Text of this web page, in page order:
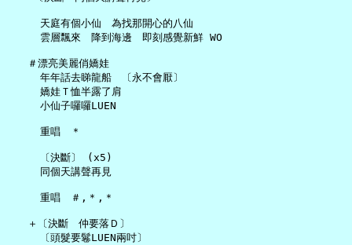
     天庭有個小仙　為找那開心的八仙
     雲層飄來　降到海邊　即刻感覺新鮮 WO
   ＃漂亮美麗俏嬌娃
     年年話去睇龍船　〔永不會厭〕
     嬌娃Ｔ恤半露了肩
     小仙子囉囉LUEN
     重唱　＊
     〔決斷〕 (x5)
     同個天講聲再見
     重唱　＃,＊,＊
   ＋〔決斷　仲要落Ｄ〕
     〔頭髮要鬈LUEN兩吋〕